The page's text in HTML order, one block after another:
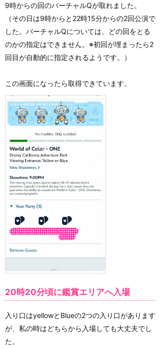
9時からの回のバーチャルQが取れました。
（その日は9時からと22時15分からの2回公演で
した。バーチャルQについては、どの回をとる
のかの指定はできません。※初回が埋まったら2
回目が自動的に指定されるようです。）
この画面になったら取得できています。
20時20分頃に鑑賞エリアへ入場
入り口はyellowとBlueの2つの入り口があります
が、私の時はどちらから入場しても大丈夫でし
た。